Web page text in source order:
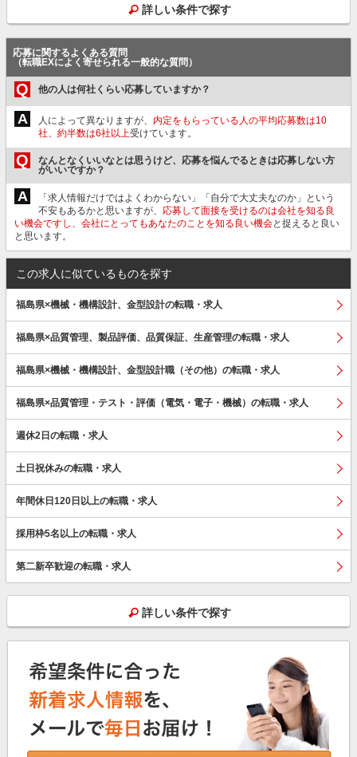
詳しい条件で探す
応募に関するよくある質問
（転職EXによく寄せられる一般的な質問）
Q 他の人は何社くらい応募していますか？
A 人によって異なりますが、 内定をもらっている人の平均応募数は10
社、約半数は6社以上受けています。
Q
なんとなくいいなとは思うけど、応募を悩んでるときは応募しない方
がいいですか？
A
「求人情報だけではよくわからない」「自分で大丈夫なのか」という
不安もあるかと思いますが、 応募して面接を受けるのは会社を知る良
い機会ですし、会社にとってもあなたのことを知る良い機会と捉えると良い
と思います。
この求人に似ているものを探す
福島県×機械・機構設計、金型設計の転職・求人
福島県×品質管理、製品評価、品質保証、生産管理の転職・求人
福島県×機械・機構設計、金型設計職（その他）の転職・求人
福島県×品質管理・テスト・評価（電気・電子・機械）の転職・求人
週休2日の転職・求人
土日祝休みの転職・求人
年間休日120日以上の転職・求人
採用枠5名以上の転職・求人
第二新卒歓迎の転職・求人
詳しい条件で探す